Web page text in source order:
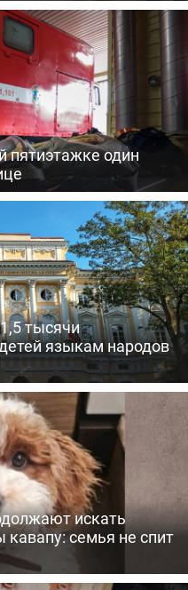
пятиэтажке один
тысячи
языкам народов
искать
семья не спит